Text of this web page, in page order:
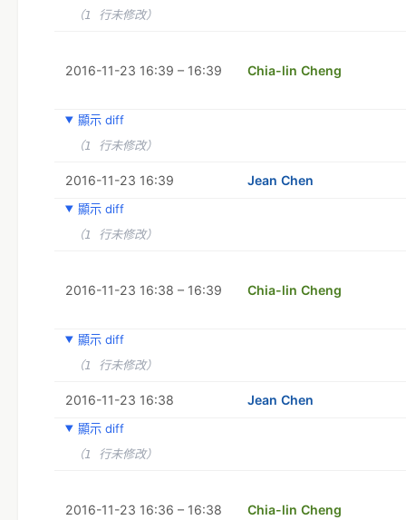
（1 行未修改）
2016-11-23 16:39 – 16:39 Chia-lin Cheng
顯示 diff
（1 行未修改）
2016-11-23 16:39 Jean Chen
顯示 diff
（1 行未修改）
2016-11-23 16:38 – 16:39 Chia-lin Cheng
顯示 diff
（1 行未修改）
2016-11-23 16:38 Jean Chen
顯示 diff
（1 行未修改）
2016-11-23 16:36 – 16:38 Chia-lin Cheng